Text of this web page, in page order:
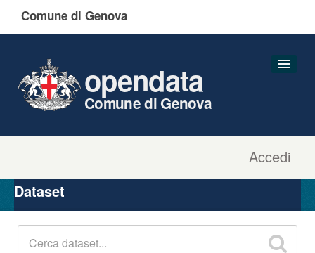
Comune di Genova
Accedi
opendata
Comune di Genova
Organizzazioni
Gruppi
Dataset